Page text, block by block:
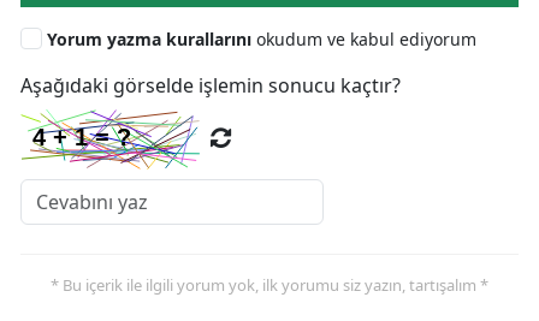
Yorum yazma kurallarını okudum ve kabul ediyorum
Aşağıdaki görselde işlemin sonucu kaçtır?
* Bu içerik ile ilgili yorum yok, ilk yorumu siz yazın, tartışalım *